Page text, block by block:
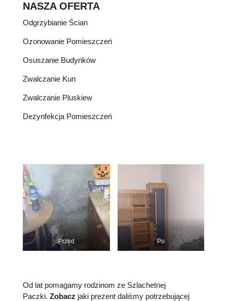
NASZA OFERTA
Odgrzybianie Ścian
Ozonowanie Pomieszczeń
Osuszanie Budynków
Zwalczanie Kun
Zwalczanie Pluskiew
Dezynfekcja Pomieszczeń
Przed Po
Od lat pomagamy rodzinom ze Szlachetnej
Paczki. Zobacz jaki prezent daliśmy potrzebującej